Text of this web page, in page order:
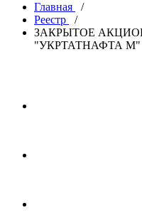
Главная
/
Реестр
/
ЗАКРЫТОЕ
"УКРТАТНАФТА М"